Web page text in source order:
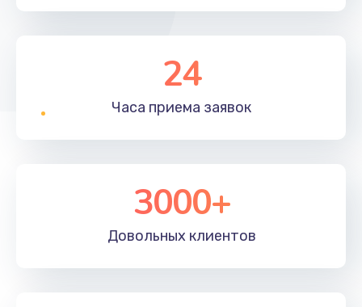
24
Часа приема заявок
3000+
Довольных клиентов